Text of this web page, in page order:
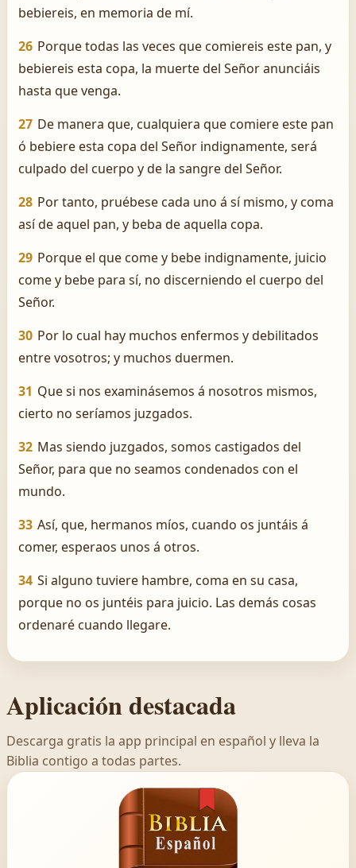
bebiereis, en memoria de mí.
26 Porque todas las veces que comiereis este pan, y
bebiereis esta copa, la muerte del Señor anunciáis
hasta que venga.
27 De manera que, cualquiera que comiere este pan
ó bebiere esta copa del Señor indignamente, será
culpado del cuerpo y de la sangre del Señor.
28 Por tanto, pruébese cada uno á sí mismo, y coma
así de aquel pan, y beba de aquella copa.
29 Porque el que come y bebe indignamente, juicio
come y bebe para sí, no discerniendo el cuerpo del
Señor.
30 Por lo cual hay muchos enfermos y debilitados
entre vosotros; y muchos duermen.
31 Que si nos examinásemos á nosotros mismos,
cierto no seríamos juzgados.
32 Mas siendo juzgados, somos castigados del
Señor, para que no seamos condenados con el
mundo.
33 Así, que, hermanos míos, cuando os juntáis á
comer, esperaos unos á otros.
34 Si alguno tuviere hambre, coma en su casa,
porque no os juntéis para juicio. Las demás cosas
ordenaré cuando llegare.
Aplicación destacada
Descarga gratis la app principal en español y lleva la
Biblia contigo a todas partes.